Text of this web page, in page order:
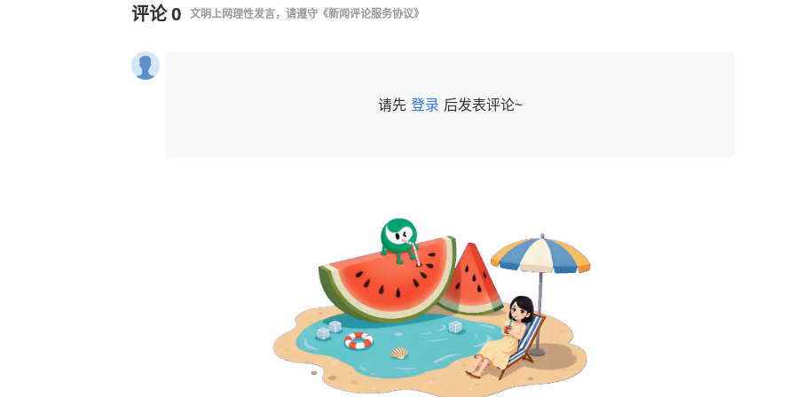
评论0 文明上网理性发言，请遵守 《新闻评论服务协议》
请先 登录 后发表评论~